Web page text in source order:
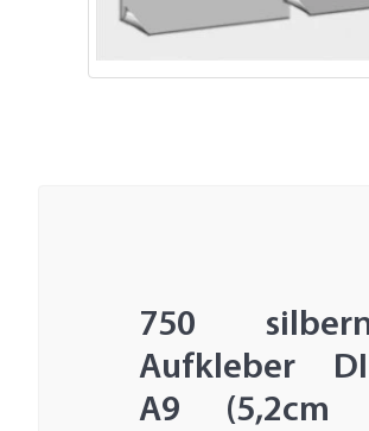
750
Aufkleber
A9 (5,2cm